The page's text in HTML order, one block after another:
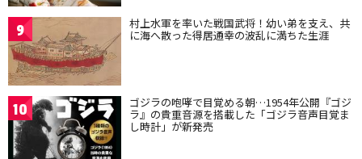
9 村上水軍を率いた戦国武将！幼い弟を支え、共
に海へ散った得居通幸の波乱に満ちた生涯
10 ゴジラの咆哮で目覚める朝…1954年公開『ゴジ
ラ』の貴重音源を搭載した「ゴジラ音声目覚ま
し時計」が新発売